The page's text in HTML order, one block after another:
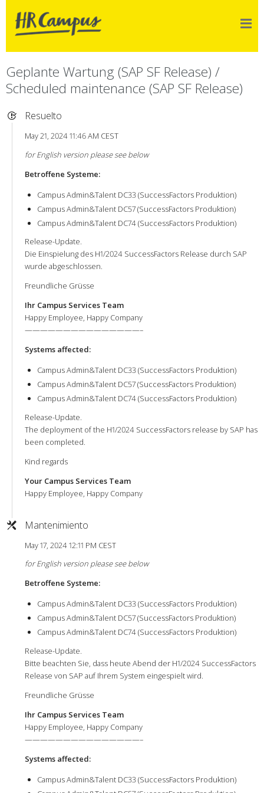
Geplante Wartung (SAP SF Release) /
Scheduled maintenance (SAP SF Release)
Resuelto
May 21, 2024 11:46 AM CEST
for English version please see below
Betroffene Systeme:
Campus Admin&Talent DC33 (SuccessFactors Produktion)
Campus Admin&Talent DC57 (SuccessFactors Produktion)
Campus Admin&Talent DC74 (SuccessFactors Produktion)
Release-Update.
Die Einspielung des H1/2024 SuccessFactors Release durch SAP
wurde abgeschlossen.
Freundliche Grüsse
Ihr Campus Services Team
Happy Employee, Happy Company
———————————————–
Systems affected:
Campus Admin&Talent DC33 (SuccessFactors Produktion)
Campus Admin&Talent DC57 (SuccessFactors Produktion)
Campus Admin&Talent DC74 (SuccessFactors Produktion)
Release-Update.
The deployment of the H1/2024 SuccessFactors release by SAP has
been completed.
Kind regards
Your Campus Services Team
Happy Employee, Happy Company
Mantenimiento
May 17, 2024 12:11 PM CEST
for English version please see below
Betroffene Systeme:
Campus Admin&Talent DC33 (SuccessFactors Produktion)
Campus Admin&Talent DC57 (SuccessFactors Produktion)
Campus Admin&Talent DC74 (SuccessFactors Produktion)
Release-Update.
Bitte beachten Sie, dass heute Abend der H1/2024 SuccessFactors
Release von SAP auf Ihrem System eingespielt wird.
Freundliche Grüsse
Ihr Campus Services Team
Happy Employee, Happy Company
———————————————–
Systems affected:
Campus Admin&Talent DC33 (SuccessFactors Produktion)